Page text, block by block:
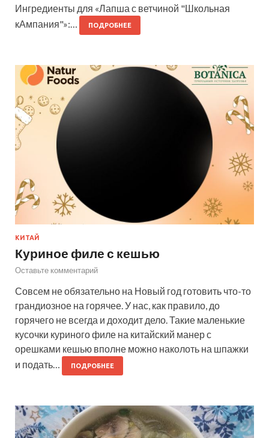
Ингредиенты для «Лапша с ветчиной "Школьная
кАмпания"»:…
ПОДРОБНЕЕ
КИТАЙ
Куриное филе с кешью
Оставьте комментарий
Совсем не обязательно на Новый год готовить что-то
грандиозное на горячее. У нас, как правило, до
горячего не всегда и доходит дело. Такие маленькие
кусочки куриного филе на китайский манер с
орешками кешью вполне можно наколоть на шпажки
и подать…
ПОДРОБНЕЕ